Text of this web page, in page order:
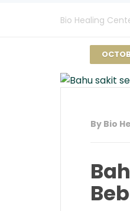
Bio Healing
By Bio